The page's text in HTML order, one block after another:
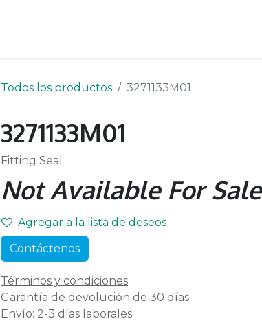
Todos los productos 3271133M01
3271133M01
Fitting Seal
Not Available For Sale
Agregar a la lista de deseos
Contáctenos
Términos y condiciones
Garantía de devolución de 30 días
Envío: 2-3 días laborales